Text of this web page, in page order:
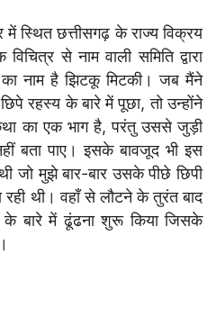
में स्थित छत्तीसगढ़ के राज्य विक्रय
से नाम वाली समिति द्वारा
का नाम है झिटकू मिटकी। जब मैंने
रहस्य के बारे में पूछा, तो उन्होंने
का एक भाग है, परंतु उससे जुड़ी
बता पाए। इसके बावजूद भी इस
जो मुझे बार-बार उसके पीछे छिपी
थी। वहाँ से लौटने के तुरंत बाद
के बारे में ढूंढना शुरू किया जिसके